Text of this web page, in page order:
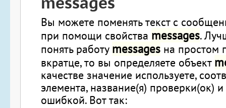
Вы можете поменять текст с
при помощи свойства messages.
понять работу messagesна простом
вкратце, то вы определяете объект
качестве значение используете,
элемента, название(я) проверки(ок) и
ошибкой. Вот так: